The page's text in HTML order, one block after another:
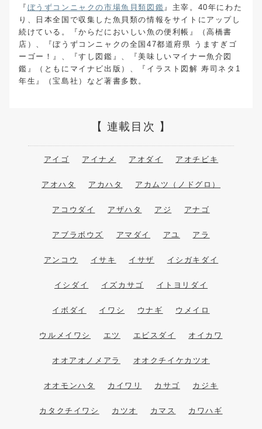
『 ぼうずコンニャクの市場魚貝類図鑑 』主宰。40年にわた
り、日本全国で収集した魚貝類の情報をサイトにアップし
続けている。『からだにおいしい魚の便利帳』（高橋書
店）、『ぼうずコンニャクの全国47都道府県 うますぎゴ
ーゴー！』、『すし図鑑』、『美味しいマイナー魚介図
鑑』（ともにマイナビ出版）、『イラスト図解 寿司ネタ1
年生』（宝島社）など著書多数。
連載目次
アイゴ アイナメ アオダイ アオチビキ
アオハタ アカハタ アカムツ（ノドグロ）
アコウダイ アザハタ アジ アナゴ
アブラボウズ アマダイ アユ アラ
アンコウ イサキ イサザ イシガキダイ
イシダイ イズカサゴ イトヨリダイ
イボダイ イワシ ウナギ ウメイロ
ウルメイワシ エツ エビスダイ オイカワ
オオアオノメアラ オオクチイケカツオ
オオモンハタ カイワリ カサゴ カジキ
カタクチイワシ カツオ カマス カワハギ